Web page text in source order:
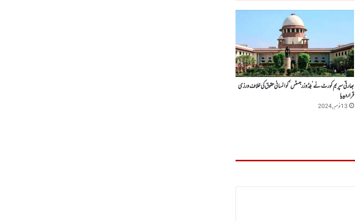
بھارتی سپریم کورٹ نے ‘بلڈوزر جسٹس ‘کو انسانی حقوق کی خلاف ورزی
قراردیدیا
13 نومبر, 2024